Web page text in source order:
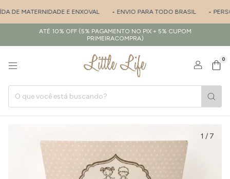
MATERNIDADE E ENXOVAL • ENVIO PARA TODO BRASIL •
ATÉ 10% OFF (5% PAGAMENTO NO PIX + 5% CUPOM
PRIMEIRACOMPRA)
0
1 / 7